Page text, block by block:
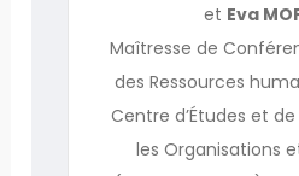
et Eva
Maîtresse de
des Ressources
Centre d’Études et
les Organisations